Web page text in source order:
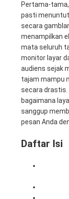
Pertama-
pasti
secara
menampilkan
mata seluruh
monitor layar
audiens sejak
tajam mampu
secara drastis.
bagaimana
sanggup
pesan Anda
Daftar Isi